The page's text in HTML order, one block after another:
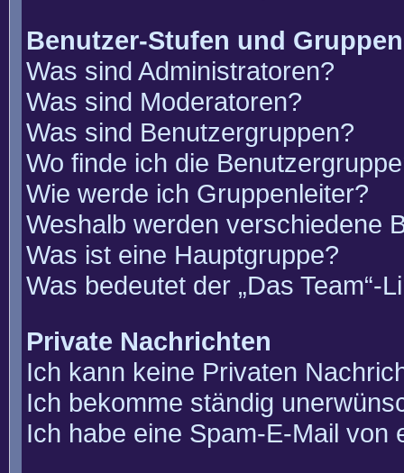
Benutzer-Stufen und Gruppen
Was sind Administratoren?
Was sind Moderatoren?
Was sind Benutzergruppen?
Wo finde ich die
Wie werde ich Gruppenleiter?
Weshalb werden verschiedene
Was ist eine Hauptgruppe?
Was bedeutet der „Das Team“-
Private Nachrichten
Ich kann keine Privaten
Ich bekomme ständig
Ich habe eine Spam-E-Mail von